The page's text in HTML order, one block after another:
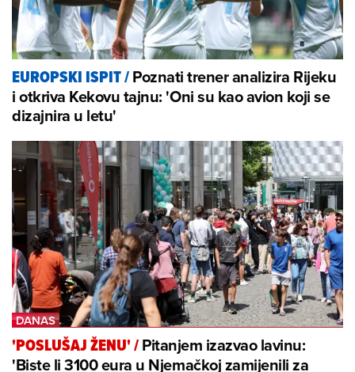
EUROPSKI ISPIT/Poznati trener analizira Rijeku
i otkriva Kekovu tajnu: 'Oni su kao avion koji se
dizajnira u letu'
'POSLUŠAJ ŽENU'/Pitanjem izazvao lavinu:
'Biste li 3100 eura u Njemačkoj zamijenili za